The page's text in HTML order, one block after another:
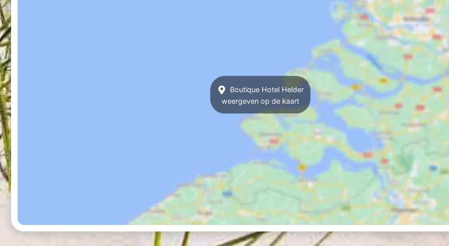
Boutique Hotel Helder
weergeven op de kaart